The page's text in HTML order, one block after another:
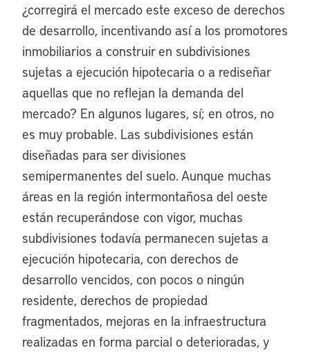
¿corregirá el mercado este exceso de derechos
de desarrollo, incentivando así a los promotores
inmobiliarios a construir en subdivisiones
sujetas a ejecución hipotecaria o a rediseñar
aquellas que no reflejan la demanda del
mercado? En algunos lugares, sí; en otros, no
es muy probable. Las subdivisiones están
diseñadas para ser divisiones
semipermanentes del suelo. Aunque muchas
áreas en la región intermontañosa del oeste
están recuperándose con vigor, muchas
subdivisiones todavía permanecen sujetas a
ejecución hipotecaria, con derechos de
desarrollo vencidos, con pocos o ningún
residente, derechos de propiedad
fragmentados, mejoras en la infraestructura
realizadas en forma parcial o deterioradas, y